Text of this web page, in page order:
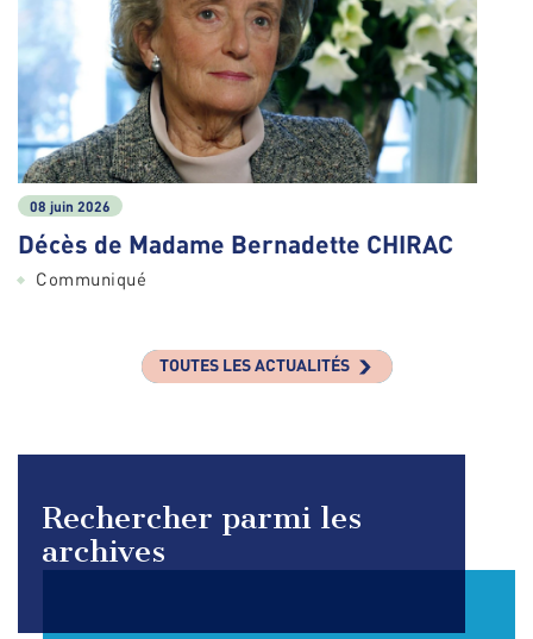
08 juin 2026
Décès de Madame Bernadette CHIRAC
Communiqué
TOUTES LES ACTUALITÉS
Rechercher parmi les
archives